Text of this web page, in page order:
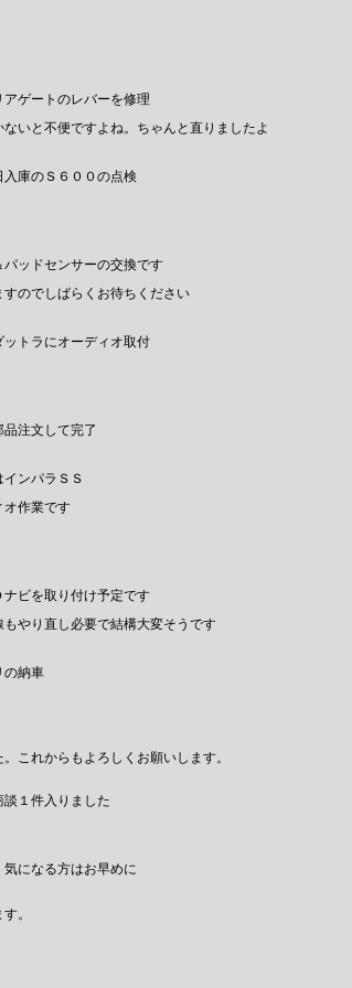
アゲートのレバーを修理
ないと不便ですよね。ちゃんと直りましたよ
庫のＳ６００の点検
パッドセンサーの交換です
のでしばらくお待ちください
トラにオーディオ取付
注文して完了
ンパラＳＳ
オ作業です
ナビを取り付け予定です
もやり直し必要で結構大変そうです
の納車
これからもよろしくお願いします。
１件入りました
になる方はお早めに
。